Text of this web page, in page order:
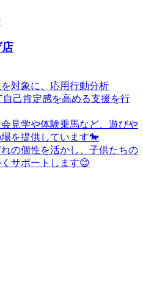
対象に、応用行動分析
自己肯定感を高める支援を行
見学や体験乗馬など、遊びや
を提供しています🐎
の個性を活かし、子供たちの
サポートします😊